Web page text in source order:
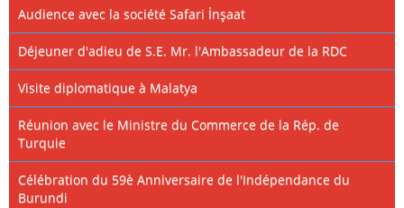
Audience avec la société Safari İnşaat
Déjeuner d'adieu de S.E. Mr. l'Ambassadeur de la RDC
Visite diplomatique à Malatya
Réunion avec le Ministre du Commerce de la Rép. de
Turquie
Célébration du 59è Anniversaire de l'Indépendance du
Burundi